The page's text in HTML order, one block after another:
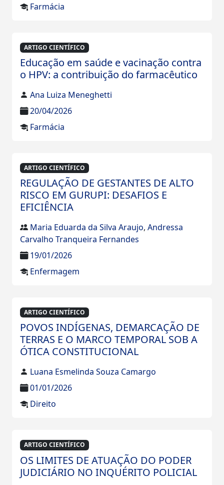
Farmácia
ARTIGO CIENTÍFICO
Educação em saúde e vacinação contra
o HPV: a contribuição do farmacêutico
Ana Luiza Meneghetti
20/04/2026
Farmácia
ARTIGO CIENTÍFICO
REGULAÇÃO DE GESTANTES DE ALTO
RISCO EM GURUPI: DESAFIOS E
EFICIÊNCIA
Maria Eduarda da Silva Araujo, Andressa
Carvalho Tranqueira Fernandes
19/01/2026
Enfermagem
ARTIGO CIENTÍFICO
POVOS INDÍGENAS, DEMARCAÇÃO DE
TERRAS E O MARCO TEMPORAL SOB A
ÓTICA CONSTITUCIONAL
Luana Esmelinda Souza Camargo
01/01/2026
Direito
ARTIGO CIENTÍFICO
OS LIMITES DE ATUAÇÃO DO PODER
JUDICIÁRIO NO INQUÉRITO POLICIAL